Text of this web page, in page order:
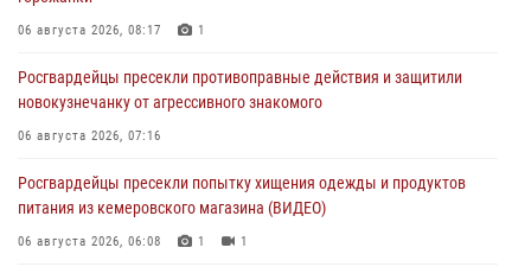
06 августа 2026, 08:17 1
Росгвардейцы пресекли противоправные действия и защитили
новокузнечанку от агрессивного знакомого
06 августа 2026, 07:16
Росгвардейцы пресекли попытку хищения одежды и продуктов
питания из кемеровского магазина (ВИДЕО)
06 августа 2026, 06:08 1 1